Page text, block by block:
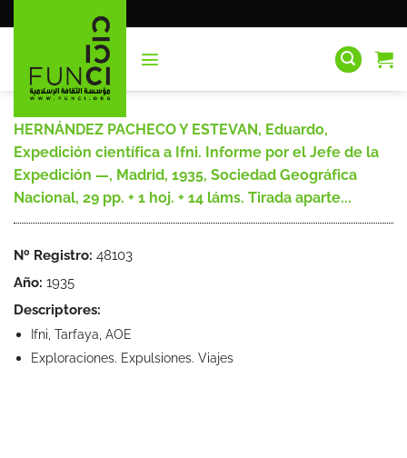
al
HERNÁNDEZ PACHECO Y ESTEVAN, Eduardo,
Expedición científica a Ifni. Informe por el Jefe de la
Expedición —, Madrid, 1935, Sociedad Geográfica
Nacional, 29 pp. + 1 hoj. + 14 láms. Tirada aparte...
Nº Registro: 48103
Año: 1935
Descriptores:
Ifni, Tarfaya, AOE
Exploraciones. Expulsiones. Viajes